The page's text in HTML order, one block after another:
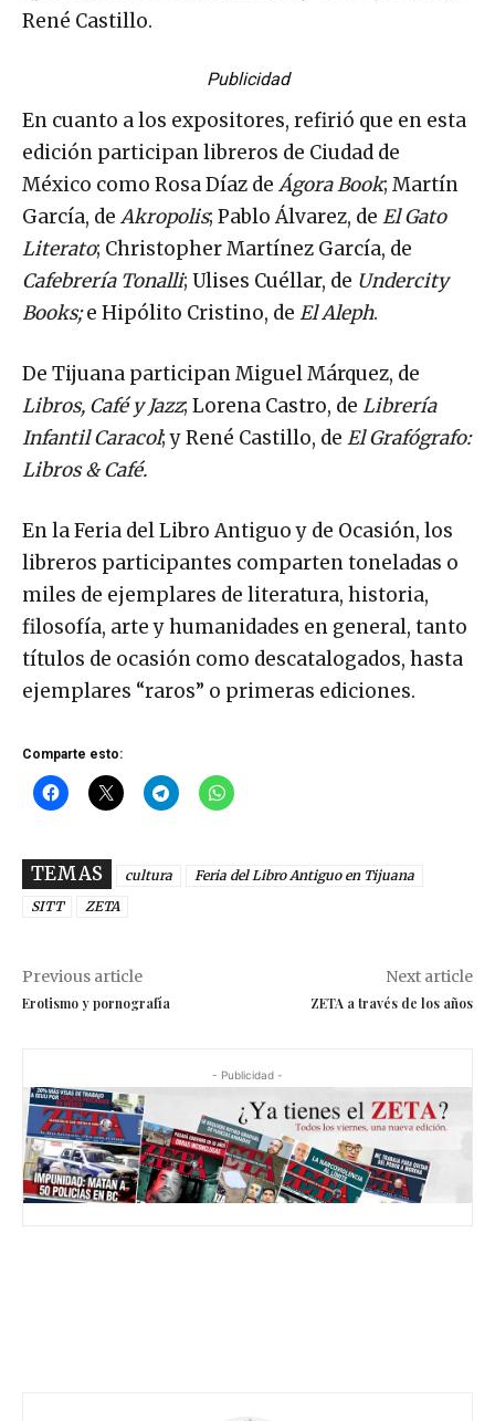
René Castillo.
Publicidad
En cuanto a los expositores, refirió que en esta
edición participan libreros de Ciudad de
México como Rosa Díaz de Ágora Book; Martín
García, de Akropolis; Pablo Álvarez, de El Gato
Literato; Christopher Martínez García, de
Cafebrería Tonalli; Ulises Cuéllar, de Undercity
Books;e Hipólito Cristino, de El Aleph.
De Tijuana participan Miguel Márquez, de
Libros, Café y Jazz; Lorena Castro, de Librería
Infantil Caracol; y René Castillo, de El Grafógrafo:
Libros & Café.
En la Feria del Libro Antiguo y de Ocasión, los
libreros participantes comparten toneladas o
miles de ejemplares de literatura, historia,
filosofía, arte y humanidades en general, tanto
títulos de ocasión como descatalogados, hasta
ejemplares “raros” o primeras ediciones.
Comparte esto:
TEMAS cultura
Feria del Libro Antiguo en Tijuana
SITT
ZETA
Previous article
Erotismo y pornografía
Next article
ZETA a través de los años
- Publicidad -